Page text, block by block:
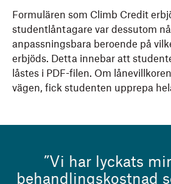
Formulären som Climb Credit
studentlåntagare var dessutom
anpassningsbara beroende på
erbjöds. Detta innebar att
låstes i PDF-filen. Om
vägen, fick studenten upprepa
”Vi har lyckats
behandlingskostnad